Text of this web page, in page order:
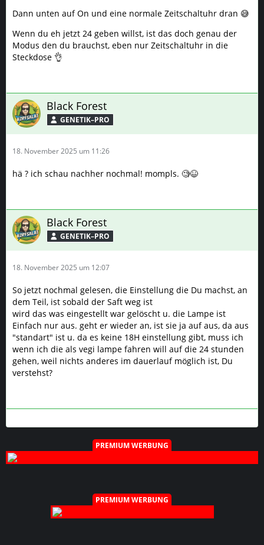
Dann unten auf On und eine normale Zeitschaltuhr dran 😅
Wenn du eh jetzt 24 geben willst, ist das doch genau der
Modus den du brauchst, eben nur Zeitschaltuhr in die
Steckdose 👌
Black Forest
GENETIK–PRO
18. November 2025 um 11:26
hä ? ich schau nachher nochmal! mompls. 🧐😆
Black Forest
GENETIK–PRO
18. November 2025 um 12:07
So jetzt nochmal gelesen, die Einstellung die Du machst, an
dem Teil, ist sobald der Saft weg ist
wird das was eingestellt war gelöscht u. die Lampe ist
Einfach nur aus. geht er wieder an, ist sie ja auf aus, da aus
"standart" ist u. da es keine 18H einstellung gibt, muss ich
wenn ich die als vegi lampe fahren will auf die 24 stunden
gehen, weil nichts anderes im dauerlauf möglich ist, Du
verstehst?
PREMIUM WERBUNG
PREMIUM WERBUNG